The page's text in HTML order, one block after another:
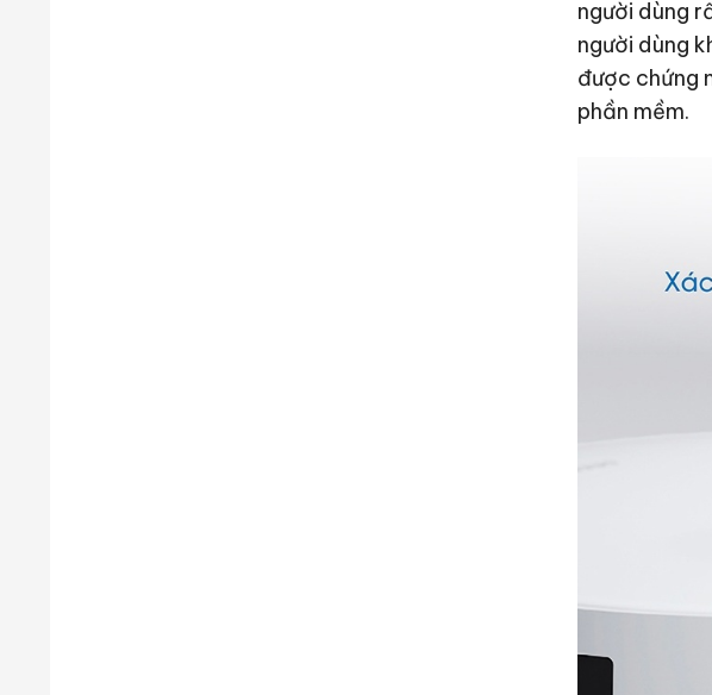
người dùng
người dùng
được chứng
phần mềm.